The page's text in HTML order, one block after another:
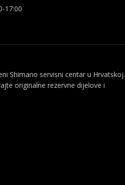
17:00
Shimano servisni centar u Hrvatskoj.
originalne rezervne dijelove i